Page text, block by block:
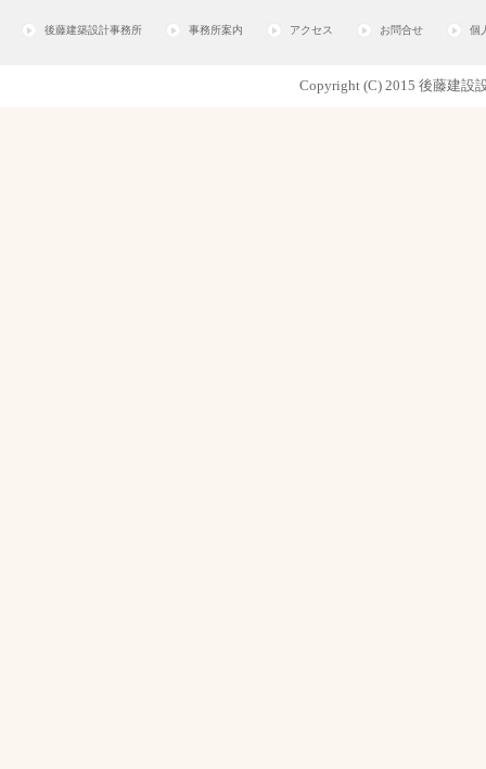
後藤建築設計事務所 事務所案内 アクセス お問合せ 個
Copyright (C) 2015 後藤建設